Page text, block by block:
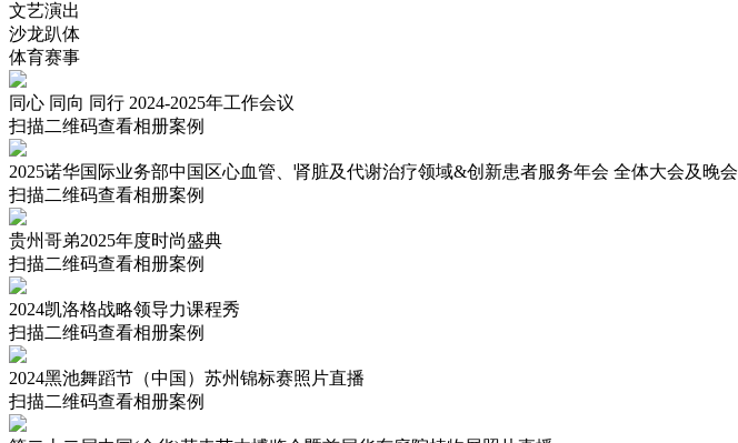
文艺演出
沙龙趴体
体育赛事
同心 同向 同行 2024-2025年工作会议
扫描二维码查看相册案例
2025诺华国际业务部中国区心血管、肾脏及代谢治疗领域&创新患者服务年会 全体大会及晚会
扫描二维码查看相册案例
贵州哥弟2025年度时尚盛典
扫描二维码查看相册案例
2024凯洛格战略领导力课程秀
扫描二维码查看相册案例
2024黑池舞蹈节（中国）苏州锦标赛照片直播
扫描二维码查看相册案例